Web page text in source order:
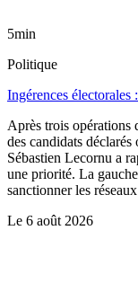
5min
Politique
Ingérences électorales
Après trois opérations
des candidats
Sébastien Lecornu a
une priorité. La
sanctionner les
Le 6 août 2026